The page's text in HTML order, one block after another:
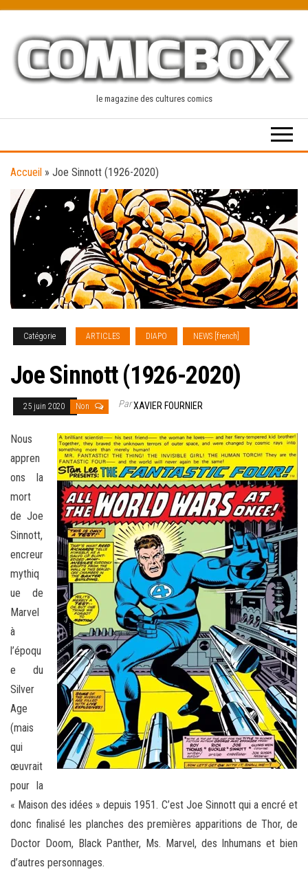
content
le magazine des cultures comics
Accueil » Joe Sinnott (1926-2020)
Catégorie ARTICLES DIAPO NEWS [french]
Joe Sinnott (1926-2020)
25 juin 2020 Non ParXAVIER FOURNIER
Nous
appren
ons la
mort
de Joe
Sinnott,
encreur
mythiq
ue de
Marvel
à
l’époqu
e du
Silver
Age
(mais
qui
œuvrait
pour la
« Maison des idées » depuis 1951. C’est Joe Sinnott qui a encré et
donc finalisé les planches des premières apparitions de Thor, de
Doctor Doom, Black Panther, Ms. Marvel, des Inhumans et bien
d’autres personnages.